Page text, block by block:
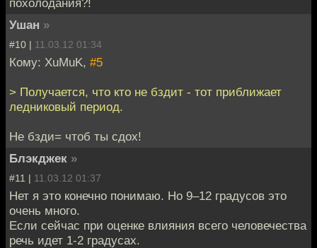
Ушан »
#10 | 11.03.12 01:34
Кому: XuMuK, #5
> Получается, что кто не бздит - тот приближает
ледниковый период.
Не бзди= чтоб ты сдох!
Блэкджек »
#11 | 11.03.12 01:37
Нет я это конечно понимаю. Но 9–12 градусов это
очень много.
Если сейчас при оценке влияния всего человечества
речь идет 1-2 градусах.